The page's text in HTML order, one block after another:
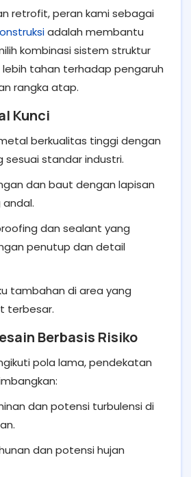
retrofit, peran kami sebagai
adalah membantu
kombinasi sistem struktur
tahan terhadap pengaruh
rangka atap.
Kunci
berkualitas tinggi dengan
sesuai standar industri.
dan baut dengan lapisan
dan sealant yang
penutup dan detail
tambahan di area yang
terbesar.
Berbasis Risiko
pola lama, pendekatan
dan potensi turbulensi di
dan potensi hujan